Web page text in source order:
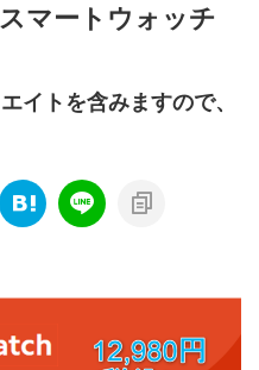
マートウォッチ
イトを含みますので、